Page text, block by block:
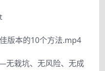
版本的10个方法.mp4
栽坑、无风险、无成